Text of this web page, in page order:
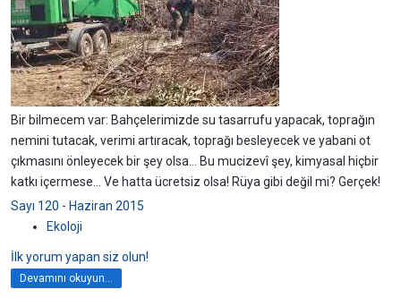
Bir bilmecem var: Bahçelerimizde su tasarrufu yapacak, toprağın
nemini tutacak, verimi artıracak, toprağı besleyecek ve yabani ot
çıkmasını önleyecek bir şey olsa... Bu mucizevî şey, kimyasal hiçbir
katkı içermese... Ve hatta ücretsiz olsa! Rüya gibi değil mi? Gerçek!
Sayı 120 - Haziran 2015
Ekoloji
İlk yorum yapan siz olun!
Devamını okuyun...